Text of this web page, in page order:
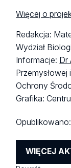
Więcej o
Redakcja:
Wydział
Informacje: Dr
Przemysłowej
Ochrony
Grafika:
Opublikowano:
WIĘCEJ